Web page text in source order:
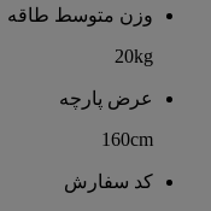
وزن متوسط طاقه
20kg
عرض پارچه
160cm
کد سفارش